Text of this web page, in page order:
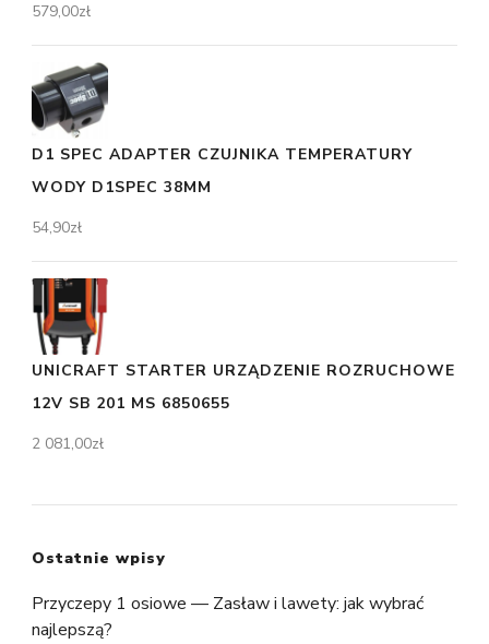
579,00zł
D1 SPEC ADAPTER CZUJNIKA TEMPERATURY
WODY D1SPEC 38MM
54,90zł
UNICRAFT STARTER URZĄDZENIE ROZRUCHOWE
12V SB 201 MS 6850655
2 081,00zł
Ostatnie wpisy
Przyczepy 1 osiowe — Zasław i lawety: jak wybrać
najlepszą?